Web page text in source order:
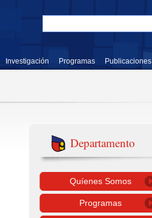
Investigación Programas Publicaciones
Departamento
Quíenes Somos
Programas